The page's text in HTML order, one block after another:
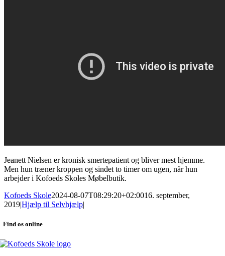
Jeanett Nielsen er kronisk smertepatient og bliver mest hjemme.
Men hun træner kroppen og sindet to timer om ugen, når hun
arbejder i Kofoeds Skoles Møbelbutik.
Kofoeds Skole2024-08-07T08:29:20+02:0016. september,
2019|Hjælp til Selvhjælp|
Find os online